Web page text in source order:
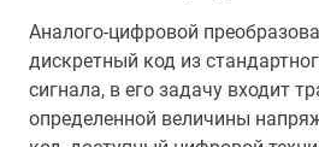
Аналого-цифровой
дискретный код из
сигнала, в его задачу входит
определенной величины